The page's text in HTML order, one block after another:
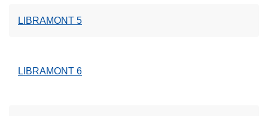
LIBRAMONT 5
LIBRAMONT 6